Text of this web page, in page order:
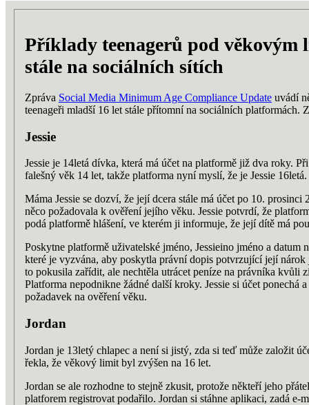
Příklady teenagerů pod věkovým
stále na sociálních sítích
Zpráva Social Media Minimum Age Compliance Update uvádí
teenageři mladší 16 let stále přítomní na sociálních platformách.
Jessie
Jessie je 14letá dívka, která má účet na platformě již dva roky.
falešný věk 14 let, takže platforma nyní myslí, že je Jessie 16letá.
Máma Jessie se dozví, že její dcera stále má účet po 10. prosinci
něco požadovala k ověření jejího věku. Jessie potvrdí, že
podá platformě hlášení, ve kterém ji informuje, že její dítě má
Poskytne platformě uživatelské jméno, Jessieino jméno a
které je vyzvána, aby poskytla právní dopis potvrzující její nárok
to pokusila zařídit, ale nechtěla utrácet peníze na právníka kvůli
Platforma nepodnikne žádné další kroky. Jessie si účet ponechá
požadavek na ověření věku.
Jordan
Jordan je 13letý chlapec a není si jistý, zda si teď může založit
řekla, že věkový limit byl zvýšen na 16 let.
Jordan se ale rozhodne to stejně zkusit, protože někteří jeho
platforem registrovat podařilo. Jordan si stáhne aplikaci, zadá e-